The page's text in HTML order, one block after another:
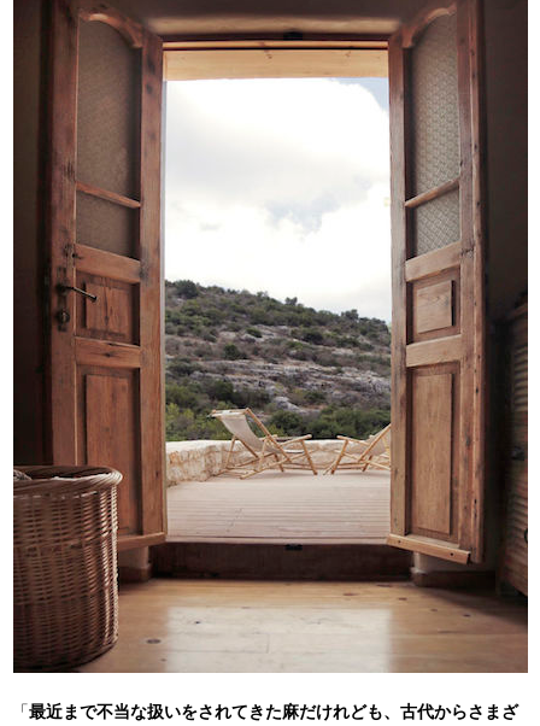
「最近まで不当な扱いをされてきた麻だけれども、古代からさまざ